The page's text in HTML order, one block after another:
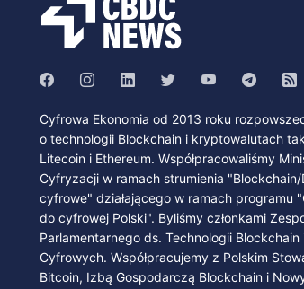
Cyfrowa Ekonomia od 2013 roku
o technologii Blockchain i kryptowalutach
Litecoin i Ethereum. Współpracowaliśmy
Cyfryzacji w ramach strumienia
cyfrowe" działającego w ramach programu
do cyfrowej Polski". Byliśmy członkami
Parlamentarnego ds. Technologii Blockchain
Cyfrowych. Współpracujemy z Polskim
Bitcoin, Izbą Gospodarczą Blockchain i